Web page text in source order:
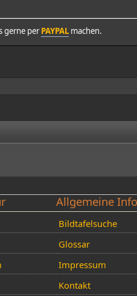
gerne perPAYPAL machen.
Allgemeine
Bildtafelsuche
Glossar
Impressum
Kontakt